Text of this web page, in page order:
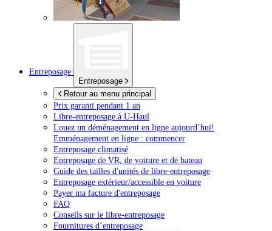
Entreposage
Entreposage
Retour au menu principal
Prix garanti pendant 1 an
Libre-entreposage à U-Haul
Louez un déménagement en ligne aujourd’hui!
Emménagement en ligne : commencer
Entreposage climatisé
Entreposage de VR, de voiture et de bateau
Guide des tailles d'unités de libre-entreposage
Entreposage extérieur/accessible en voiture
Payer ma facture d'entreposage
FAQ
Conseils sur le libre-entreposage
Fournitures d’entreposage